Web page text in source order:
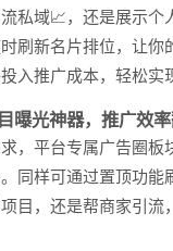
私域📈，还是展示
刷新名片排位，让
入推广成本，轻松实
曝光神器，推广效
，平台专属广告圈
同样可通过置顶功
目，还是帮商家引